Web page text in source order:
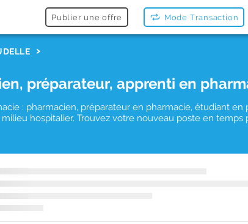
Publier une offre Mode Transaction
préparateur, apprenti en
: pharmacien, préparateur en pharmacie, étudiant en
hospitalier. Trouvez votre nouveau poste en